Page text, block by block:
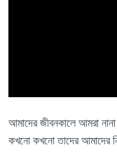
আমাদের জীবনকালে আমরা
কখনো কখনো তাদের আমাদের